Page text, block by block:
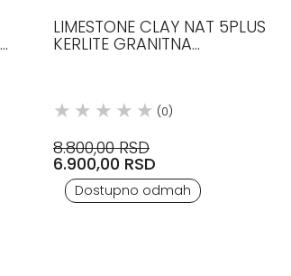
LIMESTONE CLAY NAT 5PLUS
KERLITE GRANITNA
(0)
8.800,00 RSD
6.900,00 RSD
Dostupno odmah